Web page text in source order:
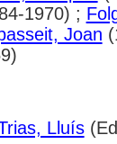
1970) ;
Joan
Lluís